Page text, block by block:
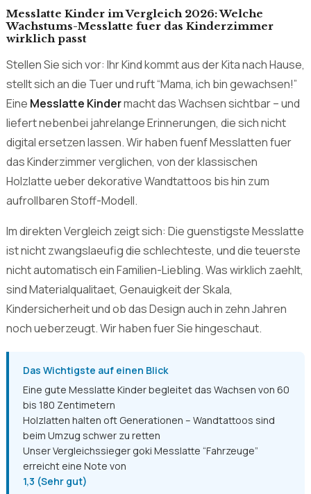
stellt sich an die Tuer und ruft “Mama, ich bin gewachsen!”
EineMesslatte Kindermacht das Wachsen sichtbar – und
liefert nebenbei jahrelange Erinnerungen, die sich nicht
digital ersetzen lassen. Wir haben fuenf Messlatten fuer
das Kinderzimmer verglichen, von der klassischen
Holzlatte ueber dekorative Wandtattoos bis hin zum
aufrollbaren Stoff-Modell.
Im direkten Vergleich zeigt sich: Die guenstigste Messlatte
ist nicht zwangslaeufig die schlechteste, und die teuerste
nicht automatisch ein Familien-Liebling. Was wirklich zaehlt,
sind Materialqualitaet, Genauigkeit der Skala,
Kindersicherheit und ob das Design auch in zehn Jahren
noch ueberzeugt. Wir haben fuer Sie hingeschaut.
Das Wichtigste auf einen Blick
Eine gute Messlatte Kinder begleitet das Wachsen von 60
bis 180 Zentimetern
Unser Vergleichssieger goki Messlatte “Fahrzeuge”
erreicht eine Note von
1,3 (Sehr gut)
Kindersichere Farben und schadstoffgepruefte
Materialien sind Pflicht
Preisspanne der verglichenen Modelle: rund 15 bis 35 Euro